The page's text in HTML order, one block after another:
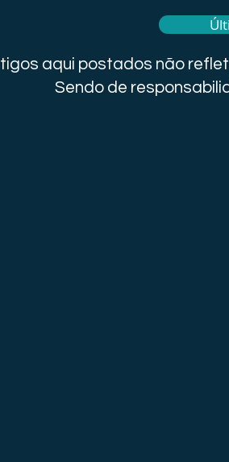
aqui postados não
Sendo de